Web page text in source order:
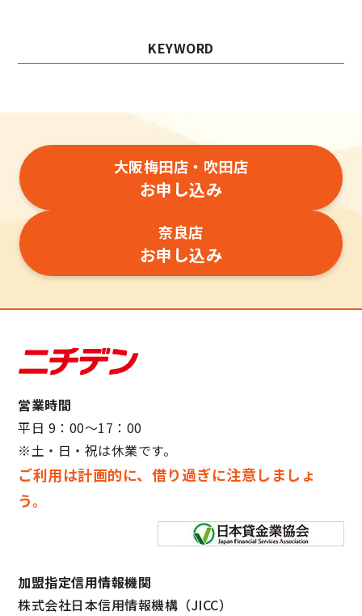
KEYWORD
大阪梅田店・吹田店
お申し込み
奈良店
お申し込み
営業時間
平日 9：00～17：00
※土・日・祝は休業です。
ご利用は計画的に、借り過ぎに注意しましょ
う。
加盟指定信用情報機関
株式会社日本信用情報機構（JICC）